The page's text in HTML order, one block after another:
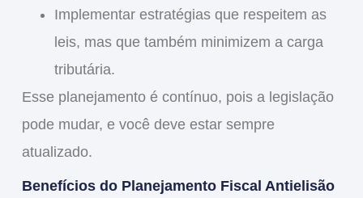
Implementarestratégias que respeitem as
leis, mas que também minimizem a carga
tributária.
Esse planejamento é contínuo, pois a legislação
pode mudar, e você deve estar sempre
atualizado.
Benefícios do Planejamento Fiscal Antielisão